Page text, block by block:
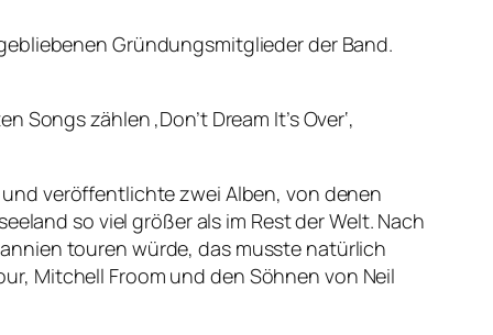
Gründungsmitglieder der Band.
zählen ‚Don’t Dream It’s Over‘,
veröffentlichte zwei Alben, von denen
so viel größer als im Rest der Welt. Nach
touren würde, das musste natürlich
Mitchell Froom und den Söhnen von Neil